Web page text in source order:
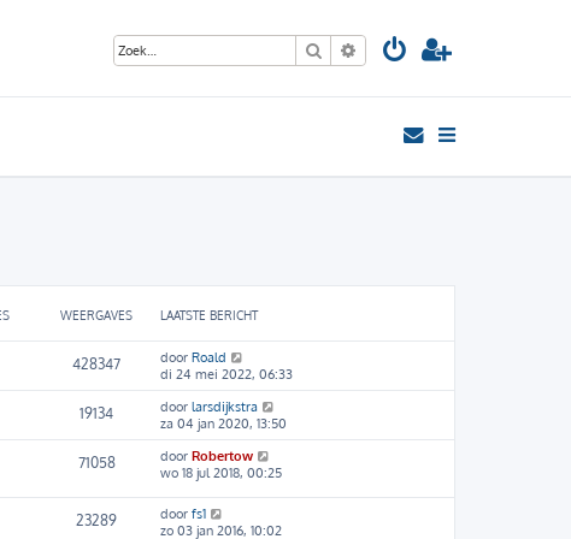
Zoek Uitgebreid zoeken
WEERGAVES LAATSTE BERICHT
428347 door Roald
di 24 mei 2022, 06:33
19134 door larsdijkstra
za 04 jan 2020, 13:50
71058 door Robertow
wo 18 jul 2018, 00:25
23289 door fs1
zo 03 jan 2016, 10:02